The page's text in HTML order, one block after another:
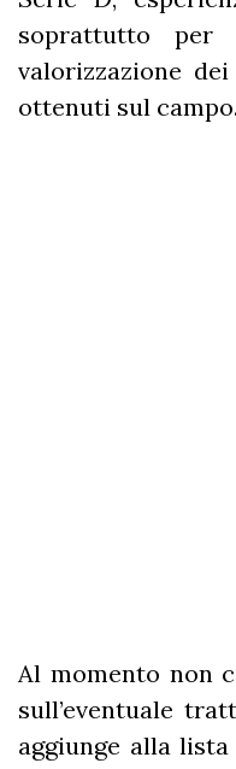
soprattutto
valorizzazione
ottenuti sul campo.
Al momento non
sull’eventuale
aggiunge alla